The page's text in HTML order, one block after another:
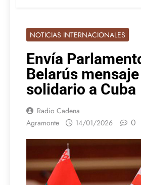
NOTICIAS INTERNACIONALES
Envía
Belarús mensaje
solidario a Cuba
Radio Cadena
Agramonte
14/01/2026 0